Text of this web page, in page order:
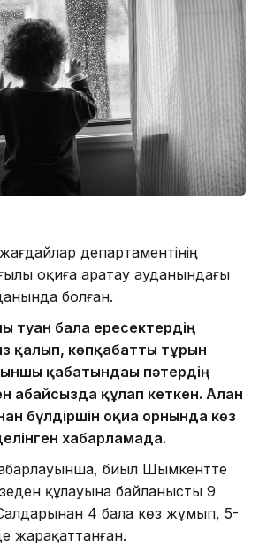
департаментінің
оқиға Қаратау ауданындағы
болған.
туған бала ересектердің
қалып, көпқабатты тұрғын
қабатындағы пәтердің
абайсызда құлап кеткен. Алған
бүлдіршін оқиға орнында көз
хабарламада.
биыл Шымкентте
құлауына байланысты 9
Салдарынан 4 бала көз жұмып, 5-
жарақаттанған.